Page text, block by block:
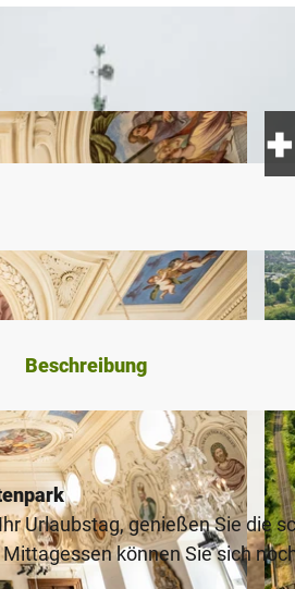
Beschreibung
Urlaubstag, genießen Sie die
können Sie sich